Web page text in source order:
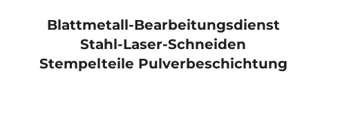
Blattmetall-Bearbeitungsdienst
Stahl-Laser-Schneiden
Stempelteile Pulverbeschichtung